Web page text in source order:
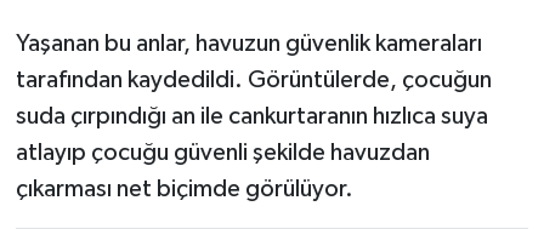
Yaşanan bu anlar, havuzun güvenlik kameraları
tarafından kaydedildi. Görüntülerde, çocuğun
suda çırpındığı an ile cankurtaranın hızlıca suya
atlayıp çocuğu güvenli şekilde havuzdan
çıkarması net biçimde görülüyor.